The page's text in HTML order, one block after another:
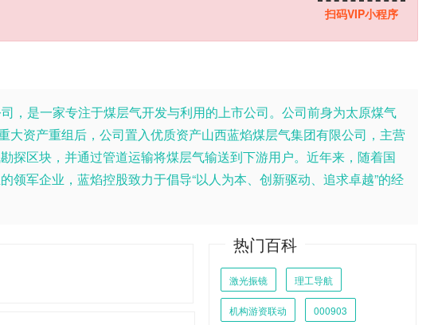
扫码VIP小程序
，是一家专注于煤层气开发与利用的上市公司。公司前身为太原煤气
资产重组后，公司置入优质资产山西蓝焰煤层气集团有限公司，主营
探区块，并通过管道运输将煤层气输送到下游用户。近年来，随着国
军企业，蓝焰控股致力于倡导“以人为本、创新驱动、追求卓越”的经
热门百科
激光振镜 理工导航
机构游资联动 000903